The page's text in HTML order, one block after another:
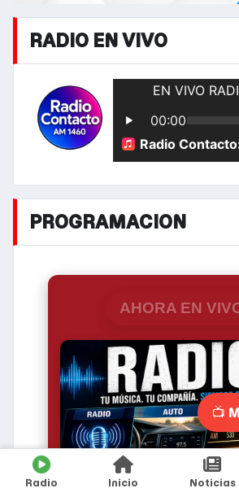
RADIO EN VIVO
PROGRAMACION
AHORA EN
📺
Radio Inicio Noticias